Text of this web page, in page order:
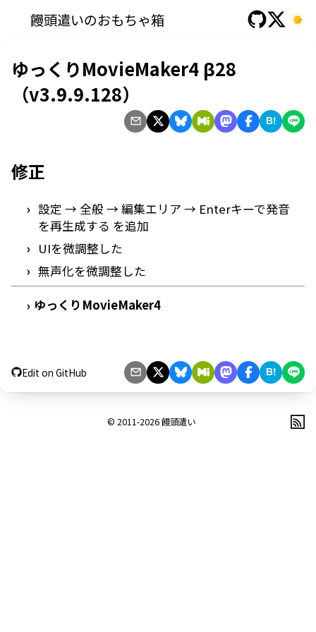
饅頭遣いのおもちゃ箱
ゆっくりMovieMaker4 β28
（v3.9.9.128）
B!
修正
設定 → 全般 → 編集エリア → Enterキーで発音
を再生成する を追加
UIを微調整した
無声化を微調整した
› ゆっくりMovieMaker4
Edit on GitHub B!
© 2011-2026饅頭遣い